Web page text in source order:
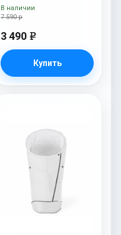
7 590 р
3 490 e
Купить
В наличии